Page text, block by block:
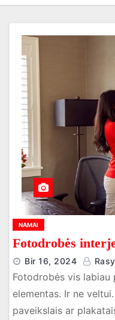
NAMAI
Fotodrobės
Bir 16, 2024
Fotodrobės vis labiau
elementas. Ir ne
paveikslais ar